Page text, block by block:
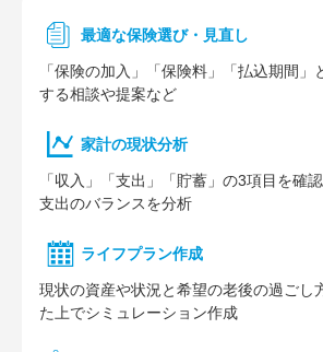
最適な保険選び・見直し
「保険の加入」「保険料」「払込期間」
する相談や提案など
家計の現状分析
「収入」「支出」「貯蓄」の3項目を確
支出のバランスを分析
ライフプラン作成
現状の資産や状況と希望の老後の過ごし
た上でシミュレーション作成